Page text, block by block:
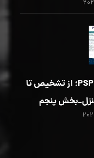
تفاوت بیماری پارکینسون و PSP؛ از تشخیص تا
پنجم